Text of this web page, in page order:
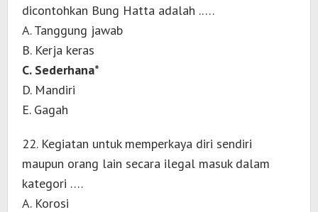
dicontohkan Bung Hatta adalah .….
A. Tanggung jawab
B. Kerja keras
C. Sederhana*
D. Mandiri
E. Gagah
22. Kegiatan untuk memperkaya diri sendiri
maupun orang lain secara ilegal masuk dalam
kategori ….
A. Korosi